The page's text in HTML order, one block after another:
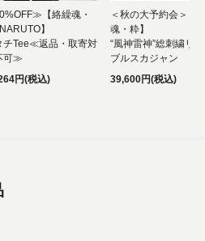
【絡繰魂・
】
チTee≪返品・取寄対
可≫
円(税込)
＜秋の大予約会＞【
魂・粋】
“風神雷神”総刺繍リ
ブルスカジャン
39,600円(税込)